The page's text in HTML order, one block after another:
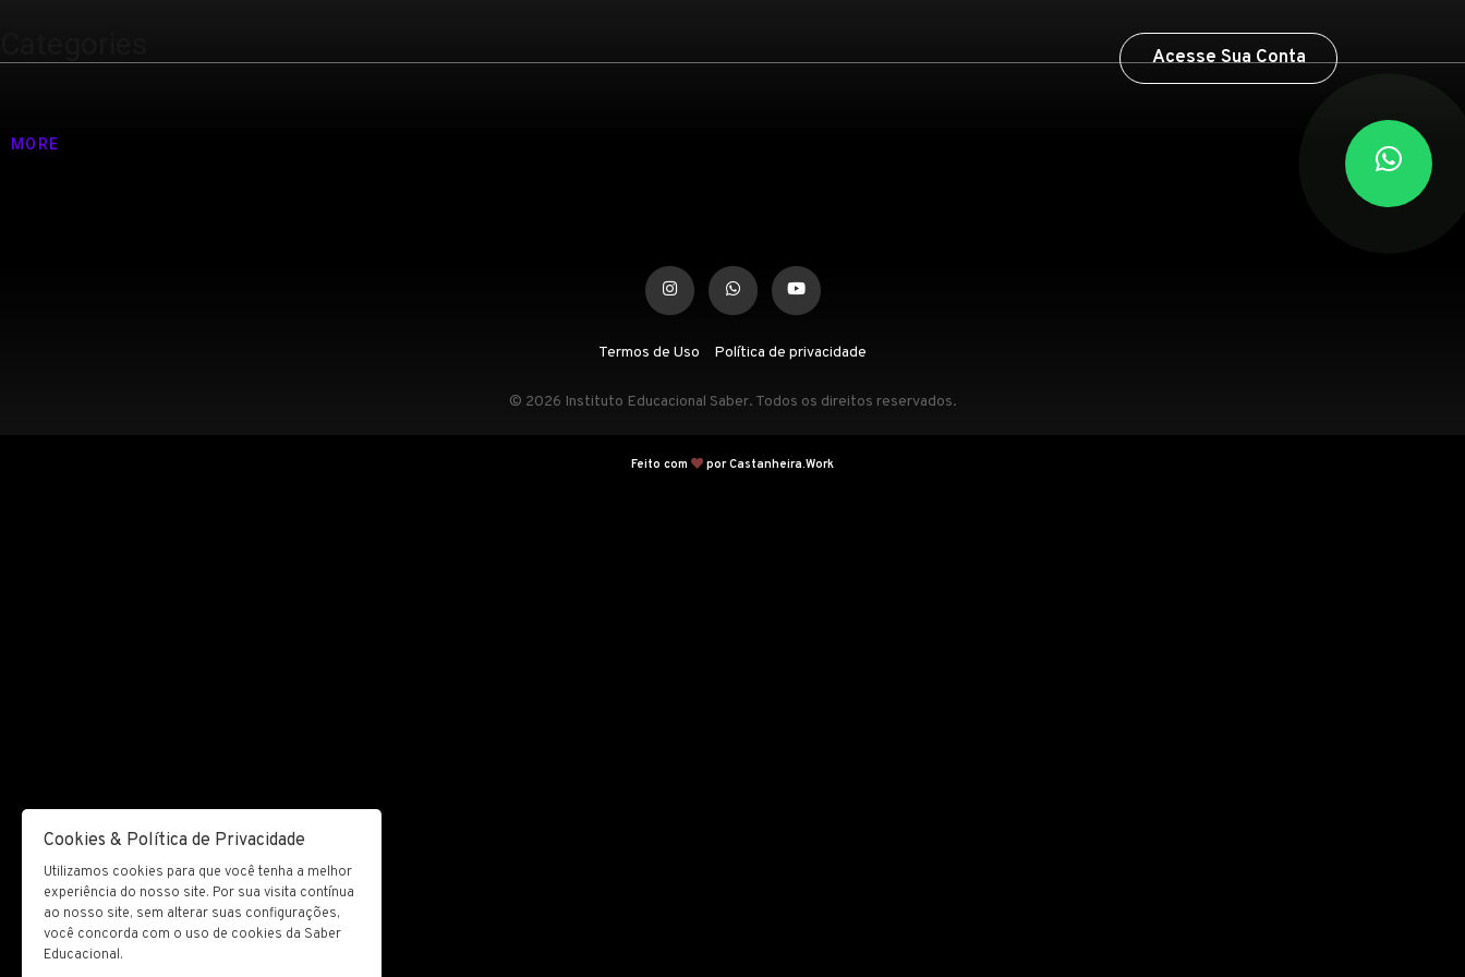
Acesse Sua Conta
MORE
Termos de Uso Política de privacidade
© 2026 Instituto Educacional Saber. Todos os direitos reservados.
Feito com por Castanheira.Work
Cookies & Política de Privacidade
Utilizamos cookies para que você tenha a melhor
experiência do nosso site. Por sua visita contínua
ao nosso site, sem alterar suas configurações,
você concorda com o uso de cookies da Saber
Educacional.